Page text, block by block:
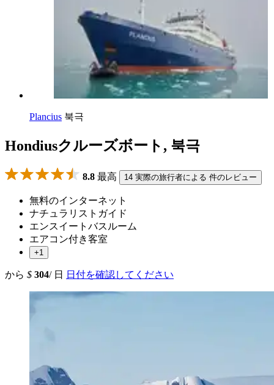
Plancius 북극
Hondiusクルーズボート, 북극
8.8 最高 14 実際の旅行者による 件のレビュー
無料のインターネット
ナチュラリストガイド
エンスイートバスルーム
エアコン付き客室
+1
から $ 304/ 日 日付を確認してください